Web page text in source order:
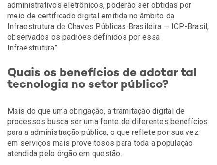
administrativos eletrônicos, poderão ser obtidas por
meio de certificado digital emitida no âmbito da
Infraestrutura de Chaves Públicas Brasileira — ICP-Brasil,
observados os padrões definidos por essa
Infraestrutura”.
Quais os benefícios de adotar tal
tecnologia no setor público?
Mais do que uma obrigação, a tramitação digital de
processos busca ser uma fonte de diferentes benefícios
para a administração pública, o que reflete por sua vez
em serviços mais proveitosos para toda a população
atendida pelo órgão em questão.